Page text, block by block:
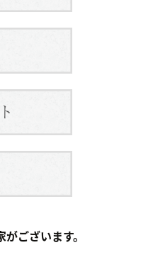
ございます。